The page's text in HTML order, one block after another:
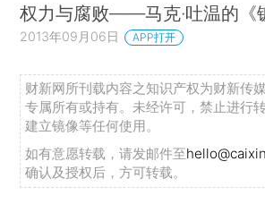
权力与腐败——马克·吐温的《
2013年09月06日 APP打开
财新网所刊载内容之知识产权为财新传
专属所有或持有。未经许可，禁止进行
建立镜像等任何使用。
如有意愿转载，请发邮件至
确认及授权后，方可转载。